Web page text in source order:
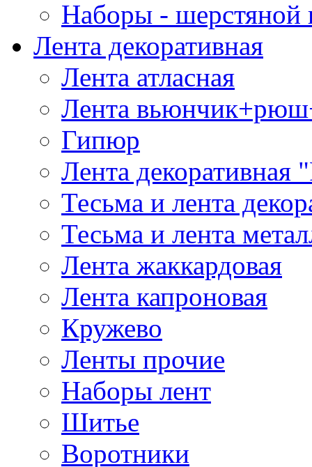
Наборы - шерстяной
Лента декоративная
Лента атласная
Лента
Гипюр
Лента декоративная
Тесьма и лента
Тесьма и лента
Лента жаккардовая
Лента капроновая
Кружево
Ленты прочие
Наборы лент
Шитье
Воротники